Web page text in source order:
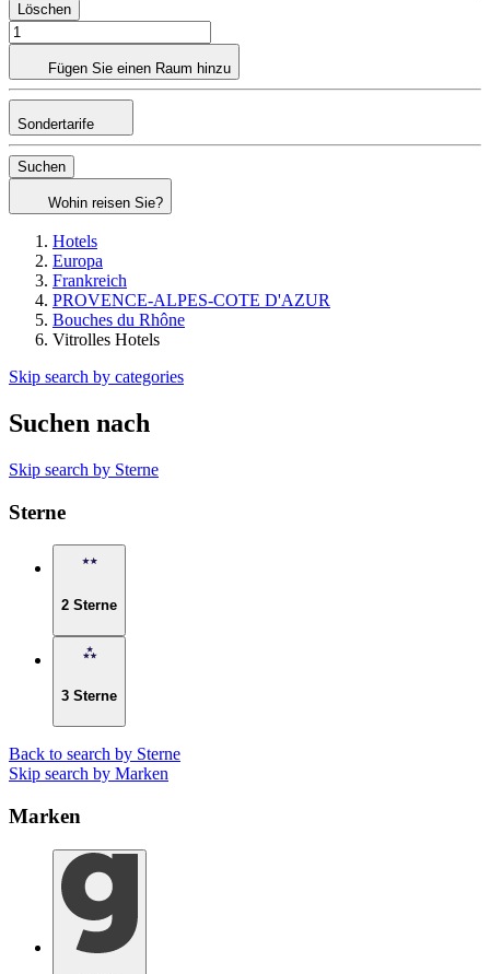
Löschen
Fügen Sie einen Raum hinzu
Sondertarife
Suchen
Wohin reisen Sie?
Hotels
Europa
Frankreich
PROVENCE-ALPES-COTE D'AZUR
Bouches du Rhône
Vitrolles Hotels
Skip search by categories
Suchen nach
Skip search by Sterne
Sterne
2 Sterne
3 Sterne
Back to search by Sterne
Skip search by Marken
Marken